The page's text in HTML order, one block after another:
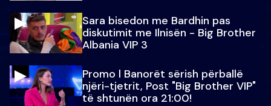
Sara bisedon me Bardhin pas
diskutimit me Ilnisën - Big Brother
Albania VIP 3
Promo l Banorët sërish përballë
njëri-tjetrit, Post "Big Brother VIP"
të shtunën ora 21:00!